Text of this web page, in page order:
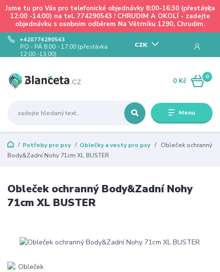
Jsme tu pro Vás pro telefonické objednávky 8:00-16:30 (přestávka
12:00 -14:00) na tel. 774290543 ! CHRUDIM A OKOLÍ - zadejte
objednávku s osobním odběrem Na Větrníku 1290, Chrudim.
Menu
CZK
+420774290543
PO - PÁ 8:00 - 17:00 (přestávka
12:00 -13:00)
0
0 Kč
Potřeby pro psy Oblečky a vesty pro psy
Obleček ochranný
Body&Zadní Nohy 71cm XL BUSTER
Obleček ochranný Body&Zadní Nohy
71cm XL BUSTER